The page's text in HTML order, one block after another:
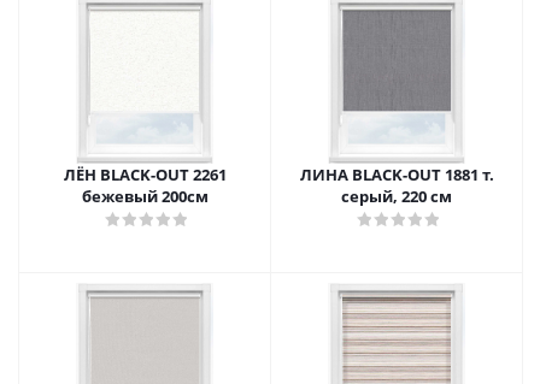
ЛЁН BLACK-OUT 2261
бежевый 200см
ЛИНА BLACK-OUT 1881 т.
серый, 220 см